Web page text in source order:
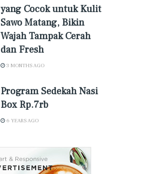
yang Cocok untuk Kulit
Sawo Matang, Bikin
Wajah Tampak Cerah
dan Fresh
3 MONTHS AGO
Program Sedekah Nasi
Box Rp.7rb
6 YEARS AGO